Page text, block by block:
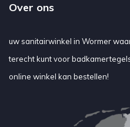
Over ons
uw sanitairwinkel in Wormer
terecht kunt voor
online winkel kan bestellen!